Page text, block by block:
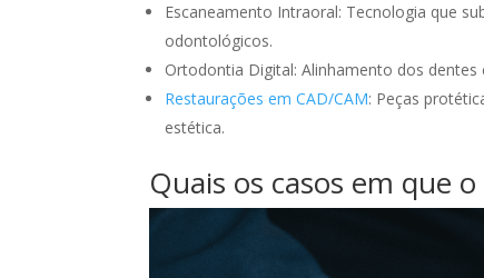
Escaneamento Intraoral: Tecnologia que
odontológicos.
Ortodontia Digital: Alinhamento dos
Restaurações em CAD/CAM: Peças
estética.
Quais os casos em que